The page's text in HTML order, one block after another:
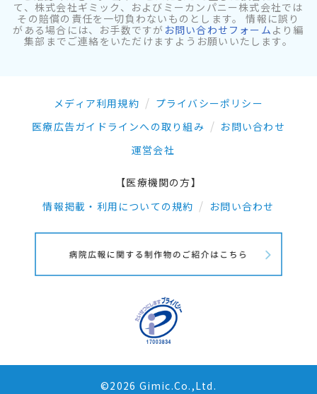
て、株式会社ギミック、およびミーカンパニー株式会社では
その賠償の責任を一切負わないものとします。 情報に誤り
がある場合には、お手数ですが お問い合わせフォーム より編
集部までご連絡をいただけますようお願いいたします。
メディア利用規約
プライバシーポリシー
医療広告ガイドラインへの取り組み
お問い合わせ
運営会社
【医療機関の方】
情報掲載・利用についての規約
お問い合わせ
©2026 Gimic.Co.,Ltd.